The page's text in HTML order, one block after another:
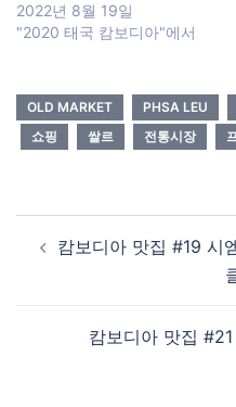
2022년 8월 19일
"2020 태국 캄보디아"에서
OLD MARKET PHSA LEU
쇼핑
쌀르 전통시장
navigation
캄보디아 맛집 #19 시
캄보디아 맛집